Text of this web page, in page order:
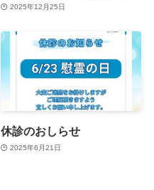
2025年12月25日
休診のおしらせ
2025年6月21日